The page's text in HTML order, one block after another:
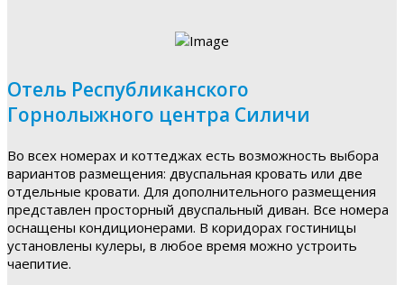
Отель Республиканского
Горнолыжного центра Силичи
Во всех номерах и коттеджах есть возможность выбора
вариантов размещения: двуспальная кровать или две
отдельные кровати. Для дополнительного размещения
представлен просторный двуспальный диван. Все номера
оснащены кондиционерами. В коридорах гостиницы
установлены кулеры, в любое время можно устроить
чаепитие.